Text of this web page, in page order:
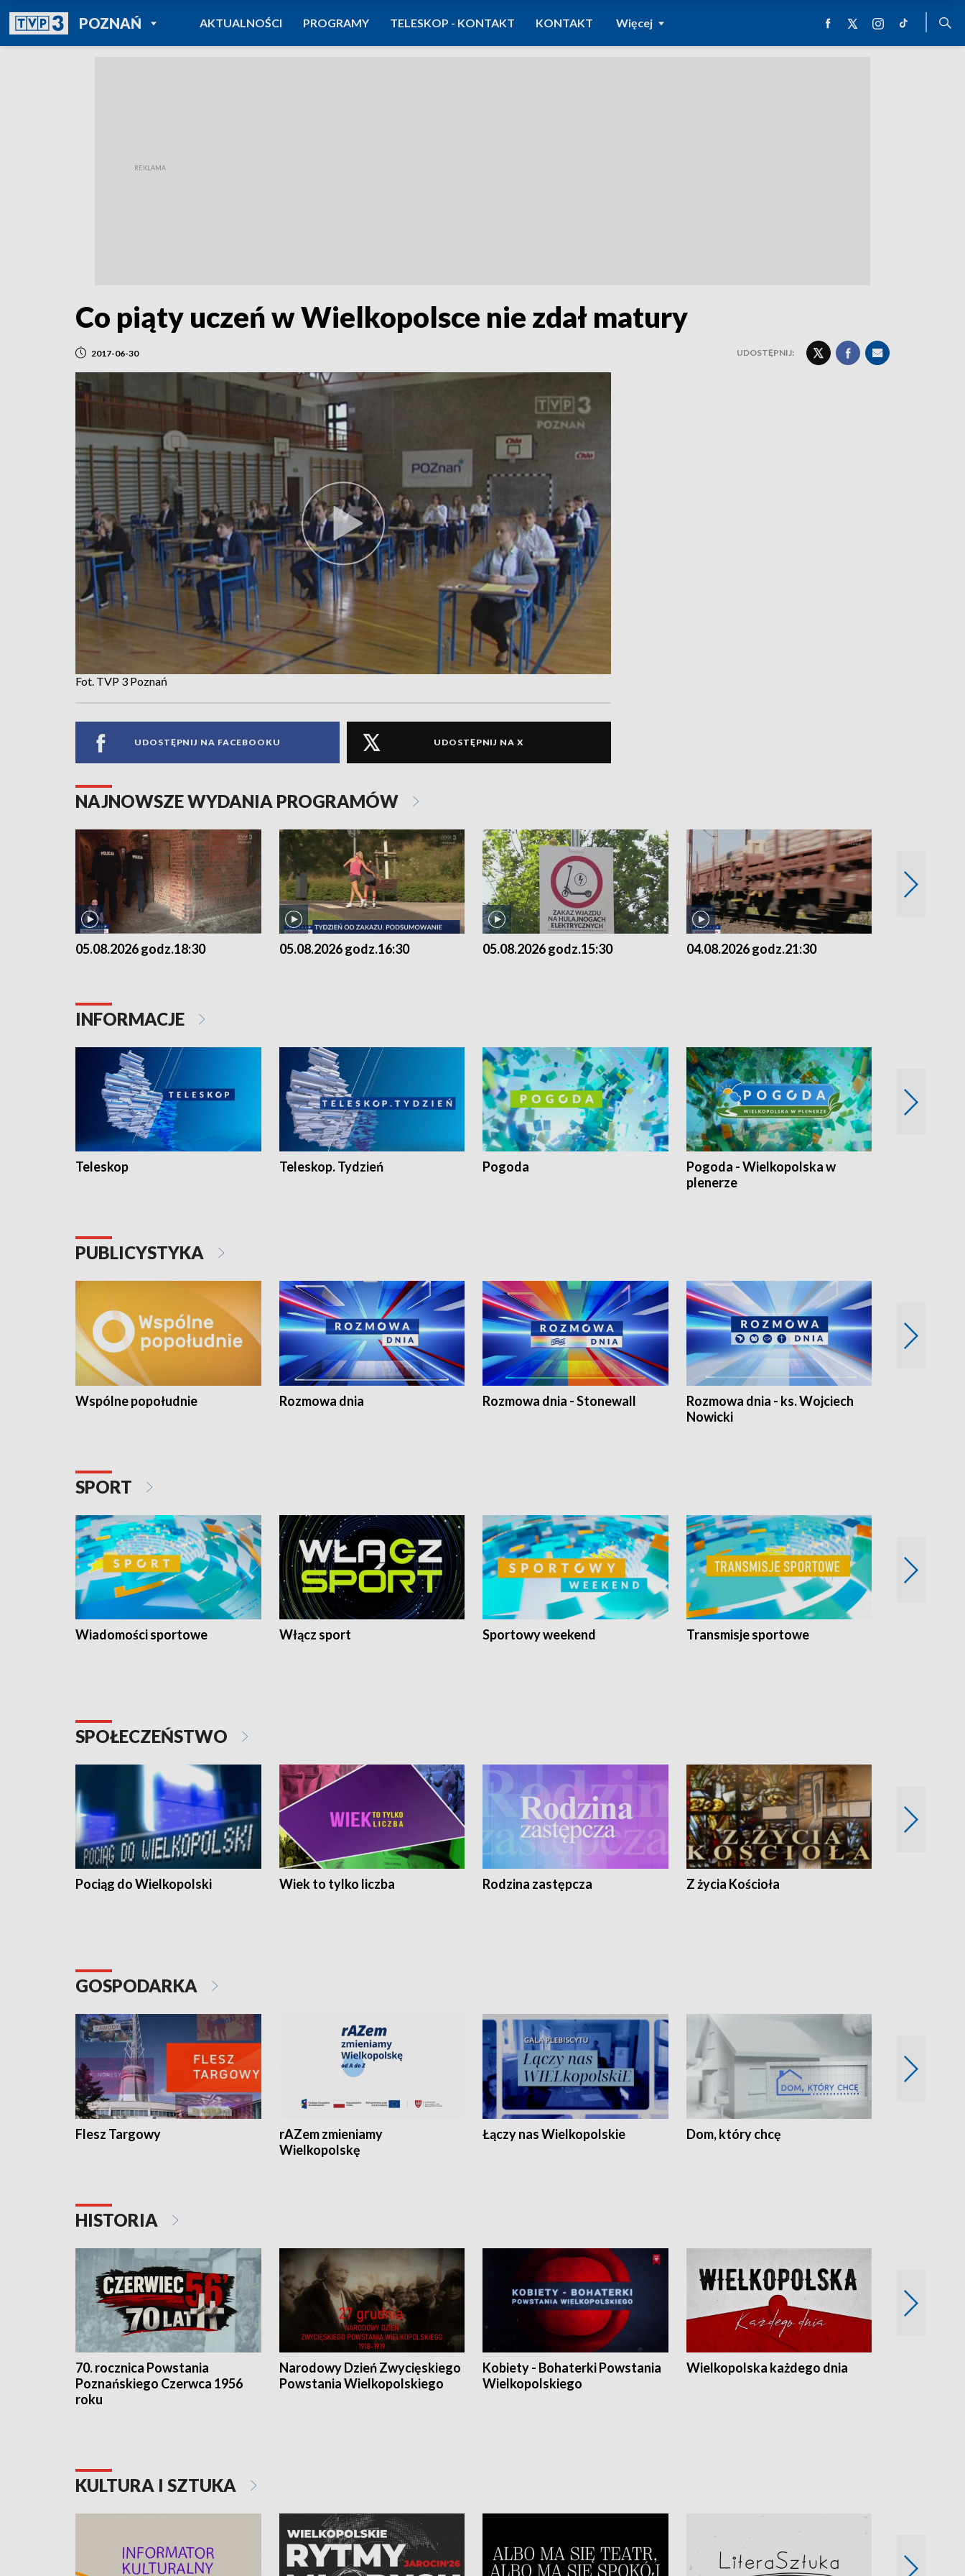
POZNAŃPOWRÓT DO
TVP REGIONY
AKTUALNOŚCI PROGRAMY TELESKOP - KONTAKT KONTAKT Więcej
Co piąty uczeń w Wielkopolsce nie zdał matury
2017-06-30 UDOSTĘPNIJ:
Fot. TVP 3 Poznań
UDOSTĘPNIJ NA FACEBOOKU UDOSTĘPNIJ NA X
NAJNOWSZE WYDANIA PROGRAMÓW
05.08.2026 godz.18:30 05.08.2026 godz.16:30 05.08.2026 godz.15:30 04.08.2026 godz.21:30
INFORMACJE
Teleskop Teleskop. Tydzień Pogoda
Pogoda - Wielkopolska w
plenerze
PUBLICYSTYKA
Wspólne popołudnie Rozmowa dnia Rozmowa dnia - Stonewall
Rozmowa dnia - ks. Wojciech
Nowicki
SPORT
Wiadomości sportowe Włącz sport Sportowy weekend Transmisje sportowe
SPOŁECZEŃSTWO
Pociąg do Wielkopolski Wiek to tylko liczba Rodzina zastępcza Z życia Kościoła
GOSPODARKA
Flesz Targowy
rAZem zmieniamy
Wielkopolskę
Łączy nas Wielkopolskie Dom, który chcę
HISTORIA
70. rocznica Powstania
Poznańskiego Czerwca 1956
roku
Narodowy Dzień Zwycięskiego
Powstania Wielkopolskiego
Kobiety - Bohaterki Powstania
Wielkopolskiego
Wielkopolska każdego dnia
KULTURA I SZTUKA